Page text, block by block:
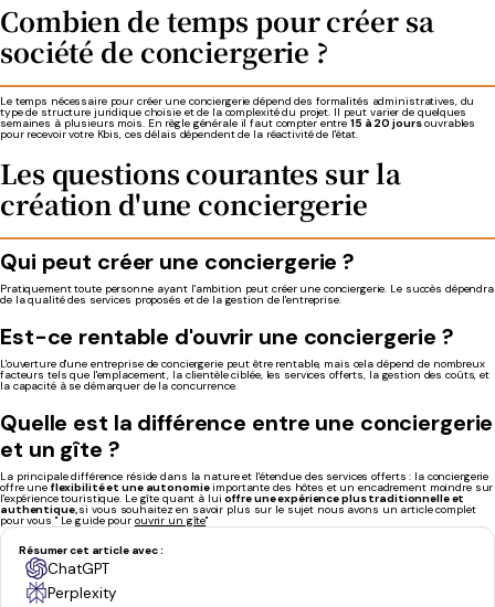
Combien de temps pour créer sa
société de conciergerie ?
Le temps nécessaire pour créer une conciergerie dépend des formalités administratives, du
type de structure juridique choisie et de la complexité du projet. Il peut varier de quelques
semaines à plusieurs mois. En règle générale il faut compter entre 15 à 20 joursouvrables
pour recevoir votre Kbis, ces délais dépendent de la réactivité de l'état.
Les questions courantes sur la
création d'une conciergerie
Qui peut créer une conciergerie ?
Pratiquement toute personne ayant l'ambition peut créer une conciergerie. Le succès dépendra
de la qualité des services proposés et de la gestion de l'entreprise.
Est-ce rentable d'ouvrir une conciergerie ?
L'ouverture d'une entreprise de conciergerie peut être rentable, mais cela dépend de nombreux
facteurs tels que l'emplacement, la clientèle ciblée, les services offerts, la gestion des coûts, et
la capacité à se démarquer de la concurrence.
Quelle est la différence entre une conciergerie
et un gîte ?
La principale différence réside dans la nature et l'étendue des services offerts : la conciergerie
offreune flexibilité et une autonomieimportante des hôtes et un encadrement moindre sur
l'expérience touristique. Le gîte quant à luioffreune expérience plus traditionnelle et
authentique,si vous souhaitez en savoir plus sur le sujet nous avons un article complet
pour vous " Le guide pour ouvrir un gîte"
Résumer cet article avec :
ChatGPT
Perplexity